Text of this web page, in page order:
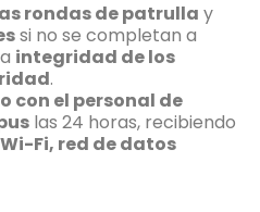
rondas de patrulla y
si no se completan a
integridad de los
.
con el personal de
las 24 horas, recibiendo
Wi-Fi, red de datos